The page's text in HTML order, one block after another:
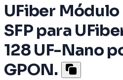
UFiber Módulo
SFP para
128 UF-Nano
GPON.